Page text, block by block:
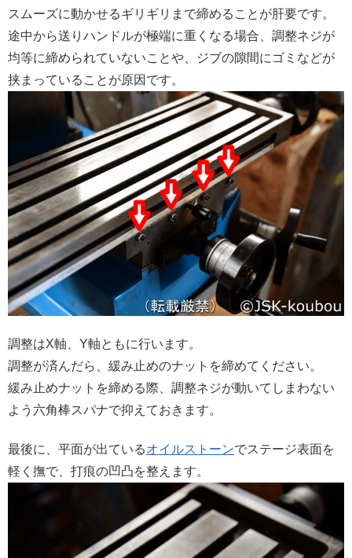
スムーズに動かせるギリギリまで締めることが肝要です。
途中から送りハンドルが極端に重くなる場合、調整ネジが
均等に締められていないことや、ジブの隙間にゴミなどが
挟まっていることが原因です。
調整はX軸、Y軸ともに行います。
調整が済んだら、緩み止めのナットを締めてください。
緩み止めナットを締める際、調整ネジが動いてしまわない
よう六角棒スパナで抑えておきます。
最後に、平面が出ているオイルストーンでステージ表面を
軽く撫で、打痕の凹凸を整えます。